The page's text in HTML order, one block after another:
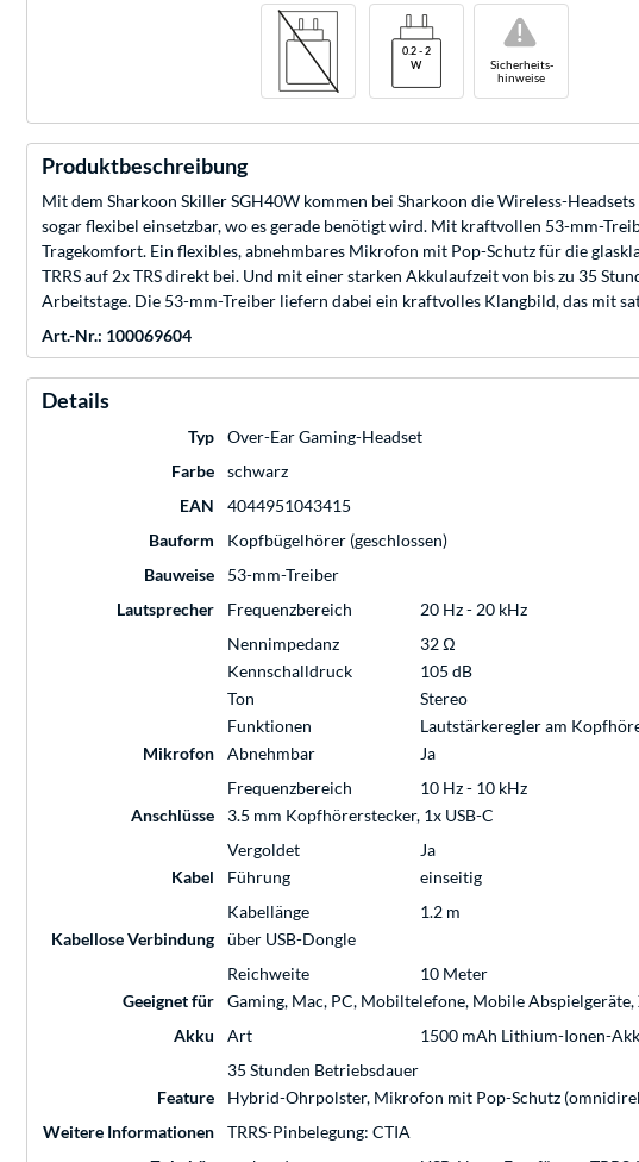
Sicherheits-
hinweise
!
Produktbeschreibung
Mit dem Sharkoon Skiller SGH40W kommen bei Sharkoon die Wireless-
sogar flexibel einsetzbar, wo es gerade benötigt wird. Mit kraftvollen 53-mm-
Tragekomfort. Ein flexibles, abnehmbares Mikrofon mit Pop-Schutz für die
TRRS auf 2x TRS direkt bei. Und mit einer starken Akkulaufzeit von bis zu 35
Arbeitstage. Die 53-mm-Treiber liefern dabei ein kraftvolles Klangbild, das mit
Art.-Nr.: 100069604
Details
Typ
Over-Ear Gaming-Headset
Farbe
schwarz
EAN
4044951043415
Bauform
Kopfbügelhörer (geschlossen)
Bauweise
53-mm-Treiber
Lautsprecher
Frequenzbereich
20 Hz - 20 kHz
Nennimpedanz
32 Ω
Kennschalldruck
105 dB
Ton
Stereo
Funktionen
Lautstärkeregler am
Mikrofon
Abnehmbar
Ja
Frequenzbereich
10 Hz - 10 kHz
Anschlüsse
3.5 mm Kopfhörerstecker, 1x USB-C
Vergoldet
Ja
Kabel
Führung
einseitig
Kabellänge
1.2 m
Kabellose Verbindung
über USB-Dongle
Reichweite
10 Meter
Geeignet für
Gaming, Mac, PC, Mobiltelefone, Mobile Abspielgeräte,
Akku
Art
1500 mAh Lithium-Ionen-
35 Stunden Betriebsdauer
Feature
Hybrid-Ohrpolster, Mikrofon mit Pop-Schutz
Weitere Informationen
TRRS-Pinbelegung: CTIA